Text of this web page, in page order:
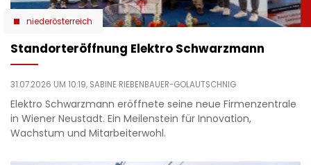
niederösterreich
Standorteröffnung Elektro Schwarzmann
31.07.2026 UM 10:19, SABINE RIEBENBAUER-GOLAUTSCHNIG
Elektro Schwarzmann eröffnete seine neue Firmenzentrale
in Wiener Neustadt. Ein Meilenstein für Innovation,
Wachstum und Mitarbeiterwohl.